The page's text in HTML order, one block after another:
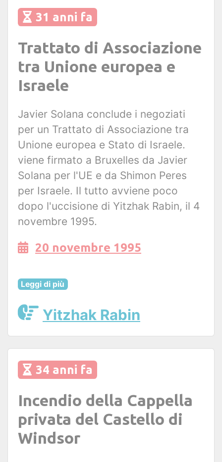
31 anni fa
Trattato di Associazione
tra Unione europea e
Israele
Javier Solana conclude i negoziati
per un Trattato di Associazione tra
Unione europea e Stato di Israele.
viene firmato a Bruxelles da Javier
Solana per l'UE e da Shimon Peres
per Israele. Il tutto avviene poco
dopo l'uccisione di Yitzhak Rabin, il 4
novembre 1995.
20 novembre 1995
Leggi di più
Yitzhak Rabin
34 anni fa
Incendio della Cappella
privata del Castello di
Windsor